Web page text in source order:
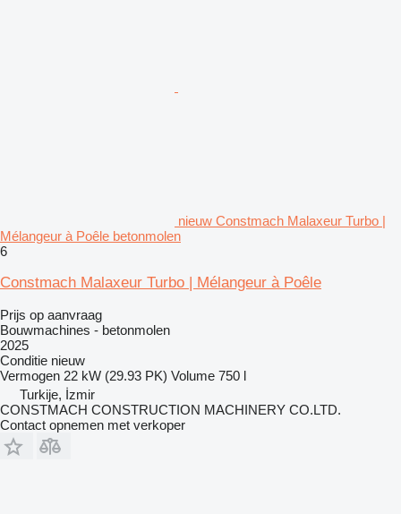
nieuw Constmach Malaxeur Turbo |
Mélangeur à Poêle betonmolen
6
Constmach Malaxeur Turbo | Mélangeur à Poêle
Prijs op aanvraag
Bouwmachines - betonmolen
2025
Conditie nieuw
Vermogen 22 kW (29.93 PK) Volume 750 l
Turkije, İzmir
CONSTMACH CONSTRUCTION MACHINERY CO.LTD.
Contact opnemen met verkoper